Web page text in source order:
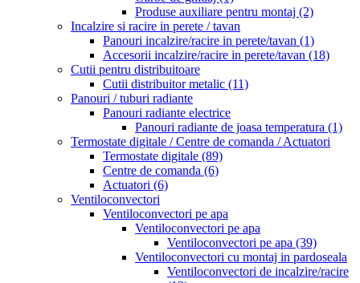
Produse auxiliare pentru montaj (2)
Incalzire si racire in perete / tavan
Panouri incalzire/racire in perete/tavan (1)
Accesorii incalzire/racire in perete/tavan (18)
Cutii pentru distribuitoare
Cutii distribuitor metalic (11)
Panouri / tuburi radiante
Panouri radiante electrice
Panouri radiante de joasa temperatura (1)
Termostate digitale / Centre de comanda / Actuatori
Termostate digitale (89)
Centre de comanda (6)
Actuatori (6)
Ventiloconvectori
Ventiloconvectori pe apa
Ventiloconvectori pe apa
Ventiloconvectori pe apa (39)
Ventiloconvectori cu montaj in pardoseala
Ventiloconvectori de incalzire/racire